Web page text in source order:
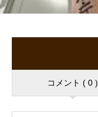
コメント ( 0 )